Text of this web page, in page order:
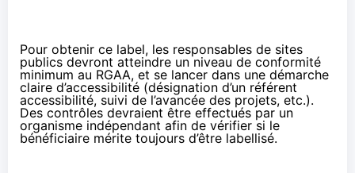
Pour obtenir ce label, les responsables de sites
publics devront atteindre un niveau de conformité
minimum au RGAA, et se lancer dans une démarche
claire d’accessibilité (désignation d’un référent
accessibilité, suivi de l’avancée des projets, etc.).
Des contrôles devraient être effectués par un
organisme indépendant afin de vérifier si le
bénéficiaire mérite toujours d’être labellisé.